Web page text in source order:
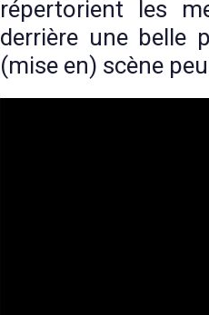
répertorient les
derrière une belle
(mise en) scène